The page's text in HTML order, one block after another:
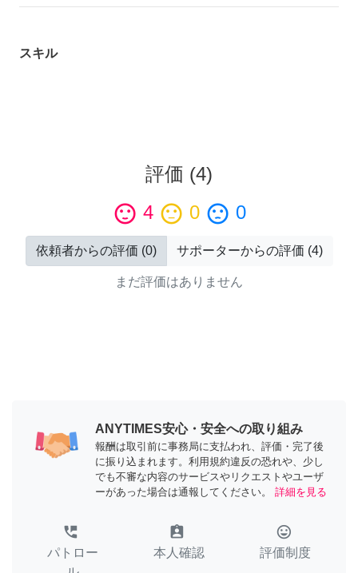
スキル
評価 (4)
sentiment_satisfied 4 sentiment_neutral 0 sentiment_dissatisfied 0
依頼者からの評価 (0) サポーターからの評価 (4)
まだ評価はありません
ANYTIMES安心・安全への取り組み
報酬は取引前に事務局に支払われ、評価・完了後
に振り込まれます。利用規約違反の恐れや、少し
でも不審な内容のサービスやリクエストやユーザ
ーがあった場合は通報してください。
詳細を見る
perm_phone_msg
パトロー
assignment_ind
本人確認
tag_faces
評価制度